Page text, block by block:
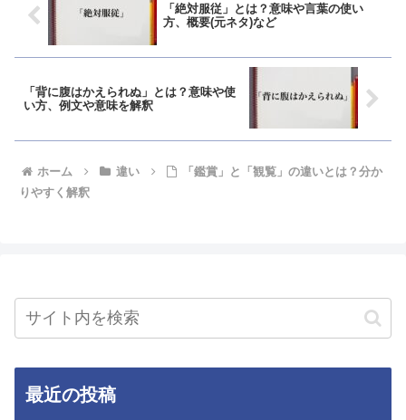
「絶対服従」とは？意味や言葉の使い
方、概要(元ネタ)など
「背に腹はかえられぬ」とは？意味や使
い方、例文や意味を解釈
ホーム 違い
「鑑賞」と「観覧」の違いとは？分か
りやすく解釈
最近の投稿